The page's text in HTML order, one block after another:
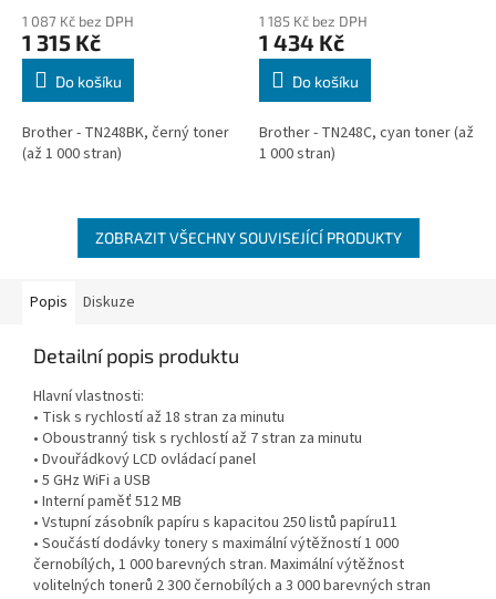
1 087 Kč bez DPH
1 315 Kč
Do košíku
Brother - TN248BK, černý toner
(až 1 000 stran)
1 185 Kč bez DPH
1 434 Kč
Do košíku
Brother - TN248C, cyan toner (až
1 000 stran)
ZOBRAZIT VŠECHNY SOUVISEJÍCÍ PRODUKTY
Popis Diskuze
Detailní popis produktu
Hlavní vlastnosti:
• Tisk s rychlostí až 18 stran za minutu
• Oboustranný tisk s rychlostí až 7 stran za minutu
• Dvouřádkový LCD ovládací panel
• 5 GHz WiFi a USB
• Interní paměť 512 MB
• Vstupní zásobník papíru s kapacitou 250 listů papíru11
• Součástí dodávky tonery s maximální výtěžností 1 000
černobílých, 1 000 barevných stran. Maximální výtěžnost
volitelných tonerů 2 300 černobílých a 3 000 barevných stran